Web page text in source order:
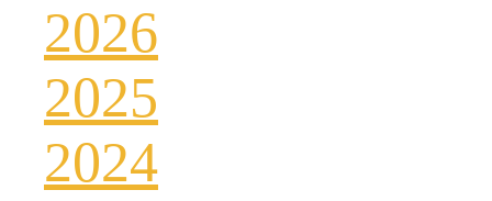
2026
2025
2024